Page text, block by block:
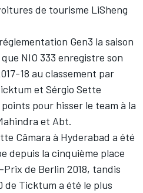
de tourisme LiSheng
Gen3 la saison
NIO 333 enregistre son
18 au classement par
et Sérgio Sette
pour hisser le team à la
et Abt.
Câmara à Hyderabad a été
depuis la cinquième place
Prix de Berlin 2018, tandis
de Ticktum a été le plus